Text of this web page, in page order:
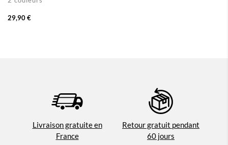
29,90 €
Livraison gratuite en
France
Retour gratuit pendant
60 jours